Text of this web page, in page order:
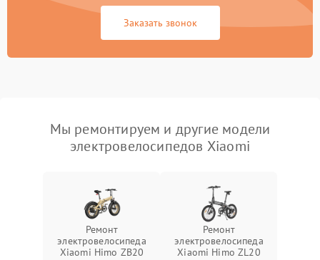
Заказать звонок
Мы ремонтируем и другие модели
электровелосипедов Xiaomi
Ремонт
электровелосипеда
Xiaomi Himo ZB20
Ремонт
электровелосипеда
Xiaomi Himo ZL20